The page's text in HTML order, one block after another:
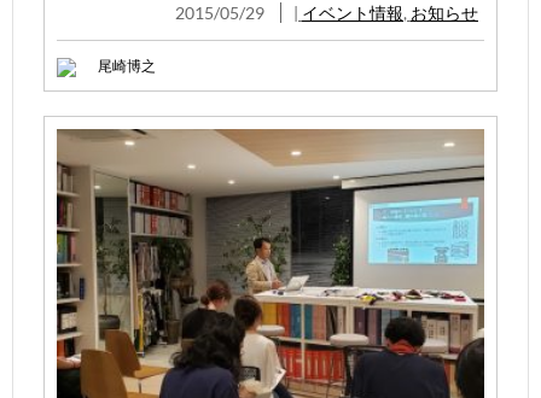
2015/05/29 | イベント情報, お知らせ
尾崎博之